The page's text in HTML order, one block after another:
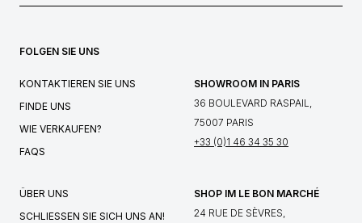
FOLGEN SIE UNS
KONTAKTIEREN SIE UNS
FINDE UNS
WIE VERKAUFEN?
FAQS
SHOWROOM IN PARIS
36 BOULEVARD RASPAIL,
75007 PARIS
+33 (0)1 46 34 35 30
ÜBER UNS
SCHLIESSEN SIE SICH UNS AN!
SHOP IM LE BON MARCHÉ
24 RUE DE SÈVRES,